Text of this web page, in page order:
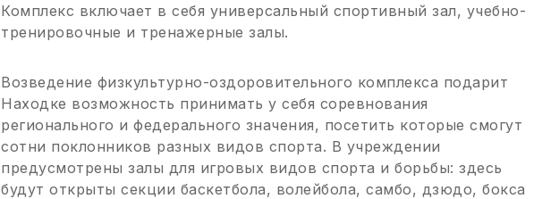
Комплекс включает в себя универсальный спортивный зал, учебно-
тренировочные и тренажерные залы.
Возведение физкультурно-оздоровительного комплекса подарит
Находке возможность принимать у себя соревнования
регионального и федерального значения, посетить которые смогут
сотни поклонников разных видов спорта. В учреждении
предусмотрены залы для игровых видов спорта и борьбы: здесь
будут открыты секции баскетбола, волейбола, самбо, дзюдо, бокса